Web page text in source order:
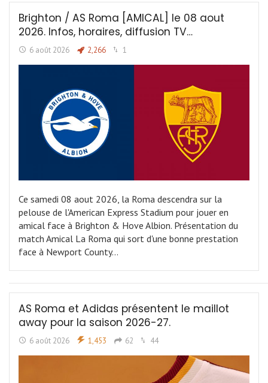
Brighton / AS Roma [AMICAL] le 08 aout
2026. Infos, horaires, diffusion TV…
6 août 2026 2,266 1
Ce samedi 08 aout 2026, la Roma descendra sur la
pelouse de l'American Express Stadium pour jouer en
amical face à Brighton & Hove Albion. Présentation du
match Amical La Roma qui sort d'une bonne prestation
face à Newport County…
AS Roma et Adidas présentent le maillot
away pour la saison 2026-27.
6 août 2026 1,453 62 44